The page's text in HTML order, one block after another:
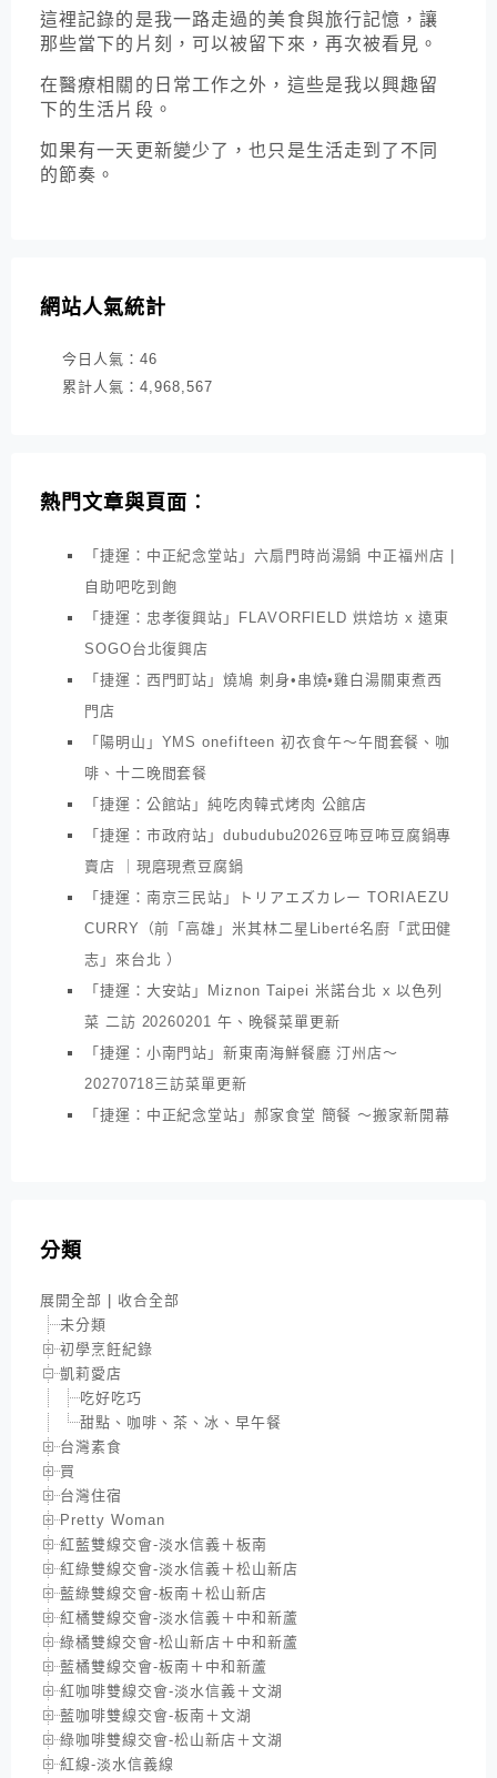
這裡記錄的是我一路走過的美食與旅行記憶，讓
那些當下的片刻，可以被留下來，再次被看見。
在醫療相關的日常工作之外，這些是我以興趣留
下的生活片段。
如果有一天更新變少了，也只是生活走到了不同
的節奏。
網站人氣統計
今日人氣： 46
累計人氣： 4,968,567
熱門文章與頁面︰
「捷運：中正紀念堂站」六扇門時尚湯鍋 中正福州店 |
自助吧吃到飽
「捷運：忠孝復興站」FLAVORFIELD 烘焙坊 x 遠東
SOGO台北復興店
「捷運：西門町站」燒鳩 刺身•串燒•雞白湯關東煮西
門店
「陽明山」YMS onefifteen 初衣食午～午間套餐、咖
啡、十二晚間套餐
「捷運：公館站」純吃肉韓式烤肉 公館店
「捷運：市政府站」dubudubu2026豆咘豆咘豆腐鍋專
賣店 ｜現磨現煮豆腐鍋
「捷運：南京三民站」トリアエズカレー TORIAEZU
CURRY（前「高雄」米其林二星Liberté名廚「武田健
志」來台北 ）
「捷運：大安站」Miznon Taipei 米諾台北 x 以色列
菜 二訪 20260201 午、晚餐菜單更新
「捷運：小南門站」新東南海鮮餐廳 汀州店～
20270718三訪菜單更新
「捷運：中正紀念堂站」郝家食堂 簡餐 ～搬家新開幕
分類
展開全部 | 收合全部
未分類
初學烹飪紀錄
凱莉愛店
吃好吃巧
甜點、咖啡、茶、冰、早午餐
台灣素食
買
台灣住宿
Pretty Woman
紅藍雙線交會-淡水信義＋板南
紅綠雙線交會-淡水信義＋松山新店
藍綠雙線交會-板南＋松山新店
紅橘雙線交會-淡水信義＋中和新蘆
綠橘雙線交會-松山新店＋中和新蘆
藍橘雙線交會-板南＋中和新蘆
紅咖啡雙線交會-淡水信義＋文湖
藍咖啡雙線交會-板南＋文湖
綠咖啡雙線交會-松山新店＋文湖
紅線-淡水信義線